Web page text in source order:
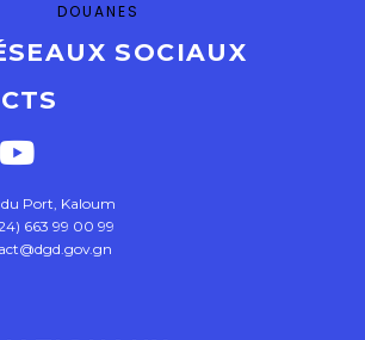
DOUANES
SOCIAUX
Port, Kaloum
663 99 00 99